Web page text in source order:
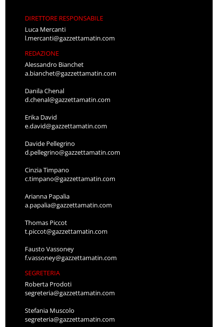
DIRETTORE RESPONSABILE
Luca Mercanti
l.mercanti@gazzettamatin.com
REDAZIONE
Alessandro Bianchet
a.bianchet@gazzettamatin.com
Danila Chenal
d.chenal@gazzettamatin.com
Erika David
e.david@gazzettamatin.com
Davide Pellegrino
d.pellegrino@gazzettamatin.com
Cinzia Timpano
c.timpano@gazzettamatin.com
Arianna Papalia
a.papalia@gazzettamatin.com
Thomas Piccot
t.piccot@gazzettamatin.com
Fausto Vassoney
f.vassoney@gazzettamatin.com
SEGRETERIA
Roberta Prodoti
segreteria@gazzettamatin.com
Stefania Muscolo
segreteria@gazzettamatin.com